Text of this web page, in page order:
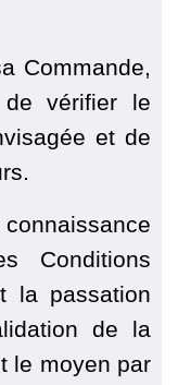
Commande,
vérifier le
et de
Conditions
la passation
de la
le moyen par